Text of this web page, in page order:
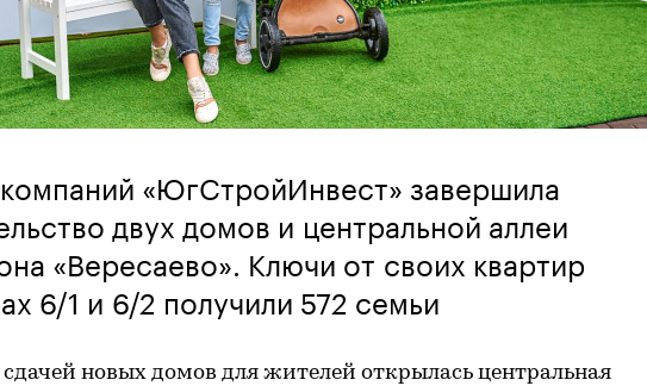
«ЮгСтройИнвест» завершила
двух домов и центральной аллеи
«Вересаево». Ключи от своих квартир
6/1 и 6/2 получили 572 семьи
сдачей новых домов для жителей открылась центральная